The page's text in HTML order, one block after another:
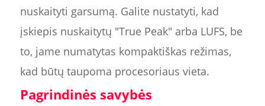
nuskaityti garsumą. Galite nustatyti, kad
įskiepis nuskaitytų "True Peak" arba LUFS, be
to, jame numatytas kompaktiškas režimas,
kad būtų taupoma procesoriaus vieta.
Pagrindinės savybės